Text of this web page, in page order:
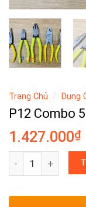
Trang Chủ / Dụng
P12 Combo
1.427.000₫
P12 Combo 5